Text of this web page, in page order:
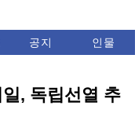
공지 인물
, 독립선열 추